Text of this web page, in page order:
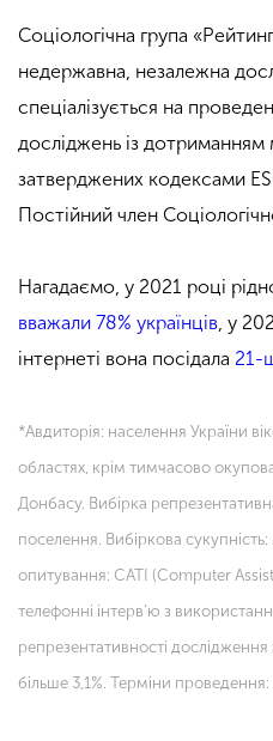
Соціологічна група
недержавна, незалежна
спеціалізується на
досліджень із дотриманням
затверджених кодексами
Постійний член
Нагадаємо, у 2021 році
вважали 78% українців, у
інтернеті вона посідала 21-
*Авдиторія: населення України
областях, крім тимчасово
Донбасу. Вибірка
поселення. Вибіркова
опитування: CATI (Computer
телефонні інтерв’ю з
репрезентативності
більше 3,1%. Терміни